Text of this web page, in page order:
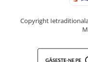
Copyright